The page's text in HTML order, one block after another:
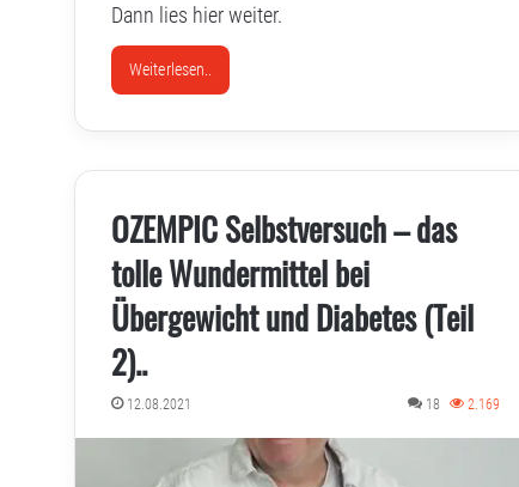
Dann lies hier weiter.
Weiterlesen..
OZEMPIC Selbstversuch – das
tolle Wundermittel bei
Übergewicht und Diabetes (Teil
2)..
12.08.2021 18 2.169